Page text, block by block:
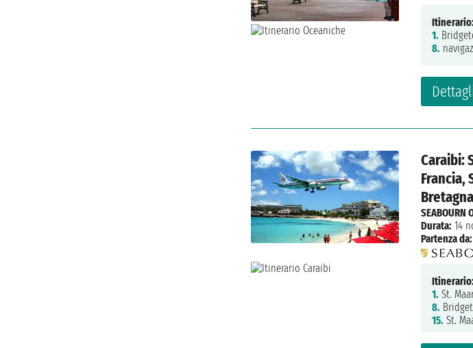
Itinerario:
1.
8.
Caraibi:
Francia,
SEABOURN
Durata: 14
Partenza da:
Itinerario:
1. St.
8.
15. St.